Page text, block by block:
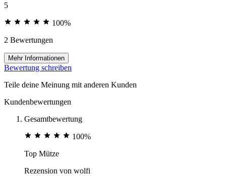
5
100%
2 Bewertungen
Mehr Informationen
Bewertung schreiben
Teile deine Meinung mit anderen Kunden
Kundenbewertungen
Gesamtbewertung
100%
Top Mütze
Rezension von wolfi